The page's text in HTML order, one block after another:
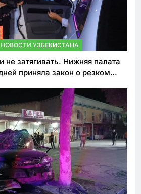
НОВОСТИ УЗБЕКИСТАНА
затягивать. Нижняя палата
приняла закон о резком